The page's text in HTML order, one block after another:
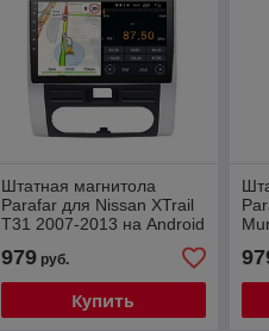
Штатная магнитола
Parafar для Nissan XTrail
T31 2007-2013 на Android
(PF700FHD)
979руб.
Купить